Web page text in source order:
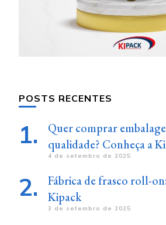
POSTS RECENTES
Quer comprar
qualidade? Conheça a
4 de setembro de 2025
Fábrica de frasco roll-
Kipack
3 de setembro de 2025